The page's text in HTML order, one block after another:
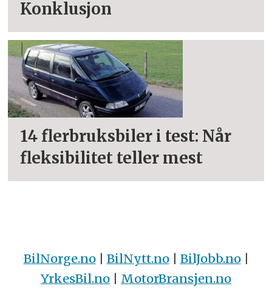
Konklusjon
14 flerbruksbiler i test: Når
fleksibilitet teller mest
BilNorge.no| BilNytt.no| BilJobb.no|
YrkesBil.no
MotorBransjen.no